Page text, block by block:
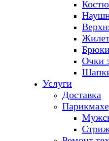
Очки
Услуги
Доставка